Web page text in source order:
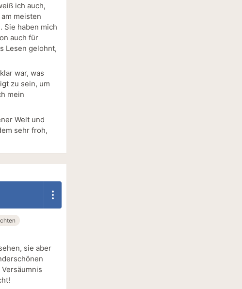
ich auch,
meisten
Sie haben mich
auch für
Lesen gelohnt,
war, was
zu sein, um
mein
Welt und
sehr froh,
sie aber